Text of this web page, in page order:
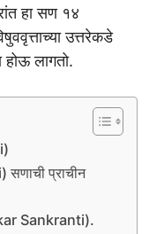
हा सण १४
उत्तरेकडे
होऊ लागतो.
प्राचीन
Sankranti).